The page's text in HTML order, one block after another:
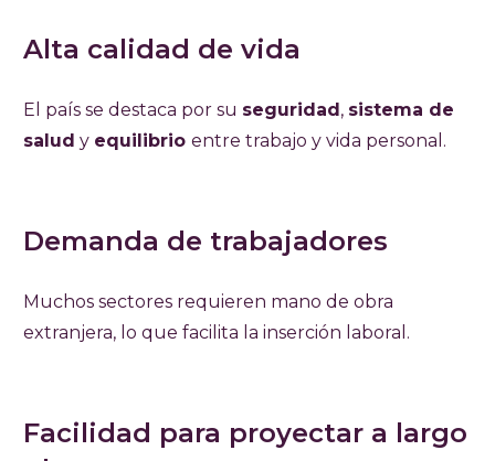
Alta calidad de vida
El país se destaca por su seguridad, sistema de
salud y equilibrio entre trabajo y vida personal.
Demanda de trabajadores
Muchos sectores requieren mano de obra
extranjera, lo que facilita la inserción laboral.
Facilidad para proyectar a largo